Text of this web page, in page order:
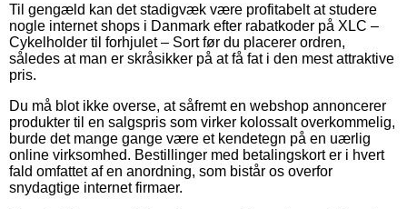
Til gengæld kan det stadigvæk være profitabelt at studere
nogle internet shops i Danmark efter rabatkoder på XLC –
Cykelholder til forhjulet – Sort før du placerer ordren,
således at man er skråsikker på at få fat i den mest attraktive
pris.
Du må blot ikke overse, at såfremt en webshop annoncerer
produkter til en salgspris som virker kolossalt overkommelig,
burde det mange gange være et kendetegn på en uærlig
online virksomhed. Bestillinger med betalingskort er i hvert
fald omfattet af en anordning, som bistår os overfor
snydagtige internet firmaer.